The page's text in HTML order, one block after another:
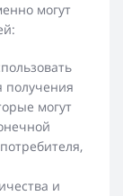
могут
могут
и